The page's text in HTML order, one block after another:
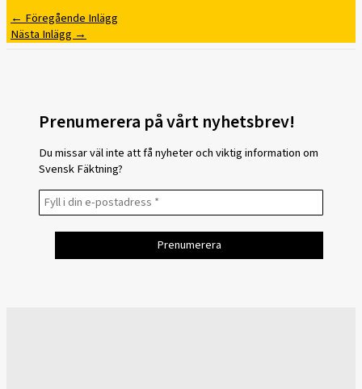
← Föregående Inlägg
Nästa Inlägg →
Prenumerera på vårt nyhetsbrev!
Du missar väl inte att få nyheter och viktig information om
Svensk Fäktning?